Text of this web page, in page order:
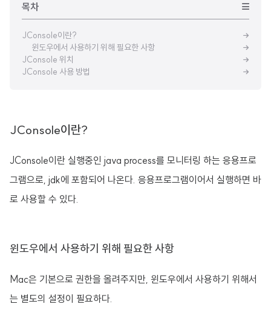
목차
JConsole이란?
윈도우에서 사용하기 위해 필요한 사항
JConsole 위치
JConsole 사용 방법
JConsole이란?
JConsole이란 실행중인 java process를 모니터링 하는 응용프로
그램으로, jdk에 포함되어 나온다. 응용프로그램이어서 실행하면 바
로 사용할 수 있다.
윈도우에서 사용하기 위해 필요한 사항
Mac은 기본으로 권한을 올려주지만, 윈도우에서 사용하기 위해서
는 별도의 설정이 필요하다.